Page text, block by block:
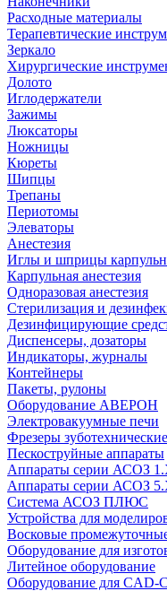
Расходные материалы
Терапевтические
Зеркало
Хирургические
Долото
Иглодержатели
Зажимы
Люксаторы
Ножницы
Кюреты
Шипцы
Трепаны
Периотомы
Элеваторы
Анестезия
Иглы и шприцы
Карпульная анестезия
Одноразовая анестезия
Стерилизация и
Дезинфицирующие
Диспенсеры, дозаторы
Индикаторы, журналы
Контейнеры
Пакеты, рулоны
Оборудование АВЕРОН
Электровакуумные печи
Фрезеры зуботехнические
Пескоструйные аппараты
Аппараты серии АСОЗ
Аппараты серии АСОЗ
Система АСОЗ ПЛЮС
Устройства для
Восковые
Оборудование для
Литейное оборудование
Оборудование для CAD-